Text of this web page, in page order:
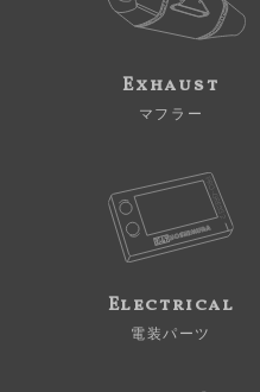
Exhaust
マフラー
Electrical
電装パーツ